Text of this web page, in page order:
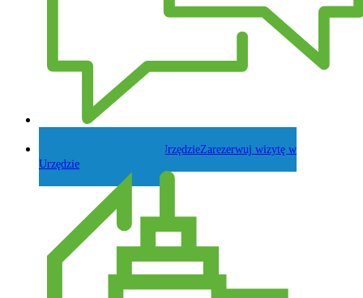
Zarezerwuj wizytę w
Urzędzie